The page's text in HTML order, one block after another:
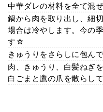
中華ダレの材料を全て混
鍋から肉を取り出し、細
場合は冷やします。今の
す☆
きゅうりをさらしに包ん
肉、きゅうり、白髪ねぎ
白ごまと鷹の爪を散らし